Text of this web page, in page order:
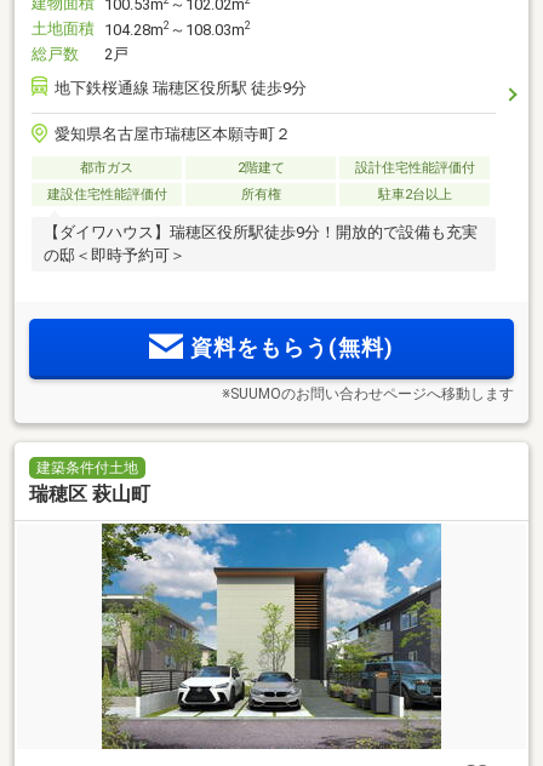
100.53m ～102.02m
土地面積 104.28m2 ～108.03m2
総戸数
2戸
地下鉄桜通線 瑞穂区役所駅 徒歩9分
愛知県名古屋市瑞穂区本願寺町２
都市ガス 2階建て
設計住宅性能評価付
建設住宅性能評価付
所有権 駐車2台以上
【ダイワハウス】瑞穂区役所駅徒歩9分！開放的で設備も充実
の邸＜即時予約可＞
資料をもらう(無料)
※SUUMOのお問い合わせページへ移動します
建築条件付土地
瑞穂区 萩山町